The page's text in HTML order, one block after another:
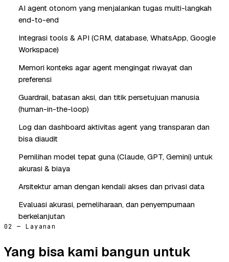
AI agent otonom yang menjalankan tugas multi-langkah
end-to-end
Integrasi tools & API (CRM, database, WhatsApp, Google
Workspace)
Memori konteks agar agent mengingat riwayat dan
preferensi
Guardrail, batasan aksi, dan titik persetujuan manusia
(human-in-the-loop)
Log dan dashboard aktivitas agent yang transparan dan
bisa diaudit
Pemilihan model tepat guna (Claude, GPT, Gemini) untuk
akurasi & biaya
Arsitektur aman dengan kendali akses dan privasi data
Evaluasi akurasi, pemeliharaan, dan penyempurnaan
berkelanjutan
02 — Layanan
Yang bisa kami bangun untuk